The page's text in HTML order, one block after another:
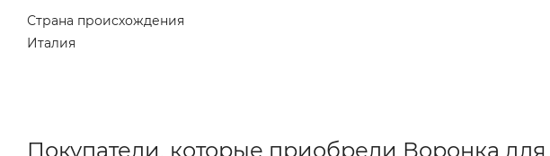
Страна происхождения
Италия
Покупатели, которые приобрели Воронка